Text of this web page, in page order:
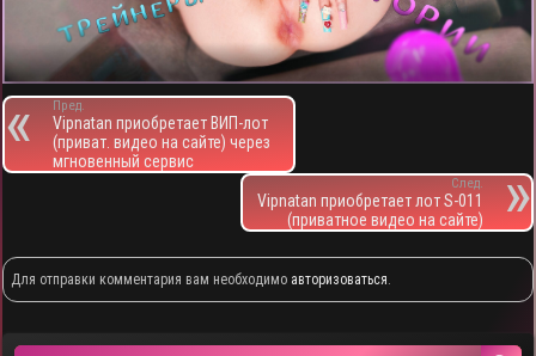
Пред.
Vipnatan приобретает ВИП-лот
(приват. видео на сайте) через
мгновенный сервис
След.
Vipnatan приобретает лот S-011
(приватное видео на сайте)
Для отправки комментария вам необходимо авторизоваться.